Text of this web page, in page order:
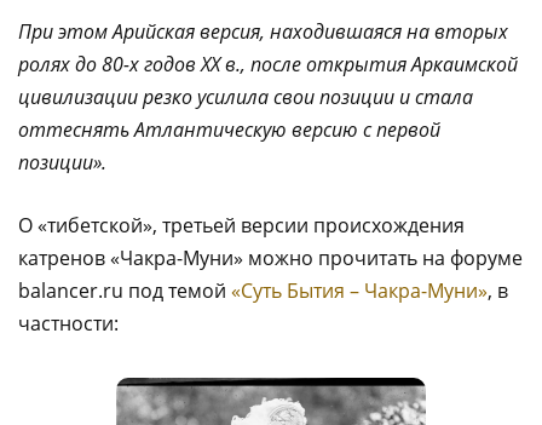
При этом Арийская версия, находившаяся на вторых
ролях до 80-х годов ХХ в., после открытия Аркаимской
цивилизации резко усилила свои позиции и стала
оттеснять Атлантическую версию с первой
позиции».
О «тибетской», третьей версии происхождения
катренов «Чакра-Муни» можно прочитать на форуме
balancer.ru под темой «Суть Бытия – Чакра-Муни», в
частности: